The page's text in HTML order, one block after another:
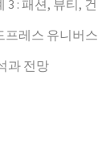
: 패션, 뷰티,
프레스 유니버스
과 전망